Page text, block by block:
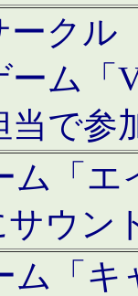
クル
ーム「
当で参
ム「
ウン
ム「